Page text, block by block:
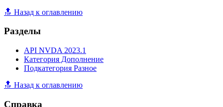
🔝 Назад к оглавлению
Разделы
API NVDA 2023.1
Категория Дополнение
Подкатегория Разное
🔝 Назад к оглавлению
Справка